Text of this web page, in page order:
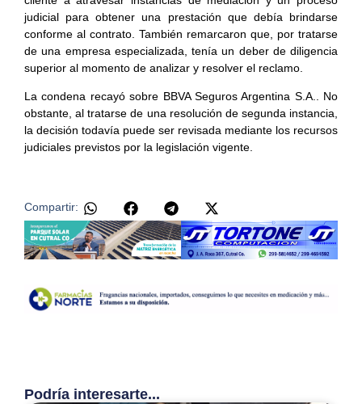
judicial para obtener una prestación que debía brindarse
conforme al contrato. También remarcaron que, por tratarse
de una empresa especializada, tenía un deber de diligencia
superior al momento de analizar y resolver el reclamo.
La condena recayó sobre BBVA Seguros Argentina S.A.. No
obstante, al tratarse de una resolución de segunda instancia,
la decisión todavía puede ser revisada mediante los recursos
judiciales previstos por la legislación vigente.
Compartir:
Podría interesarte...